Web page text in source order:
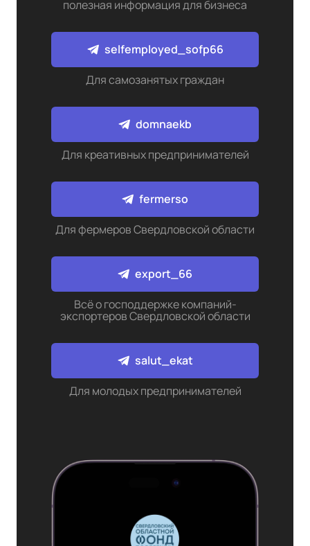
полезная информация для бизнеса
selfemployed_sofp66
Для самозанятых граждан
domnaekb
Для креативных предпринимателей
fermerso
Для фермеров Свердловской области
export_66
Всё о господдержке компаний-
экспортеров Свердловской области
salut_ekat
Для молодых предпринимателей